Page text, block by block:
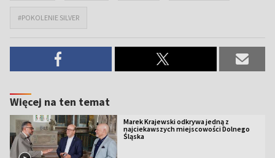
#POKOLENIE SILVER
Więcej na ten temat
Marek Krajewski odkrywa jedną z
najciekawszych miejscowości Dolnego
Śląska